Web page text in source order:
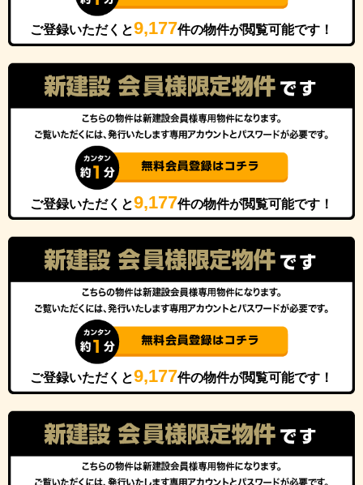
ご登録いただくと9,177件の物件が閲覧可能です！
ご登録いただくと9,177件の物件が閲覧可能です！
ご登録いただくと9,177件の物件が閲覧可能です！